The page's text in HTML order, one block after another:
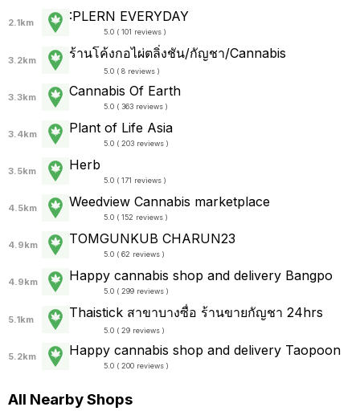
2.1km :PLERN EVERYDAY
5.0 ( 101 reviews )
3.2km ร้านโค้งกอไผ่ตลิ่งชัน/กัญชา/Cannabis
5.0 ( 8 reviews )
3.3km Cannabis Of Earth
5.0 ( 363 reviews )
3.4km Plant of Life Asia
5.0 ( 203 reviews )
3.5km Herb
5.0 ( 171 reviews )
4.5km Weedview Cannabis marketplace
5.0 ( 152 reviews )
4.9km TOMGUNKUB CHARUN23
5.0 ( 62 reviews )
4.9km Happy cannabis shop and delivery Bangpo
5.0 ( 299 reviews )
5.1km Thaistick สาขาบางซื่อ ร้านขายกัญชา 24hrs
5.0 ( 29 reviews )
5.2km Happy cannabis shop and delivery Taopoon
5.0 ( 200 reviews )
All Nearby Shops